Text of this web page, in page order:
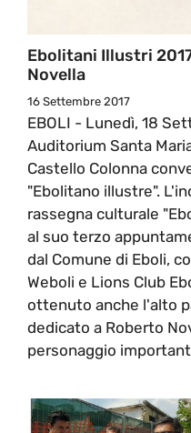
Ebolitani Illustri
Novella
16 Settembre 2017
EBOLI - Lunedì, 18
Auditorium Santa
Castello Colonna
"Ebolitano illustre".
rassegna culturale
al suo terzo
dal Comune di Eboli,
Weboli e Lions Club
ottenuto anche l'alto
dedicato a Roberto
personaggio